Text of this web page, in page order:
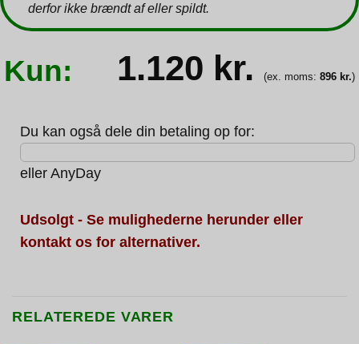
derfor ikke brændt af eller spildt.
Kun: 1.120 kr. (ex. moms: 896 kr.)
Du kan også dele din betaling op for:
eller AnyDay
Udsolgt - Se mulighederne herunder eller
kontakt os for alternativer.
RELATEREDE VARER